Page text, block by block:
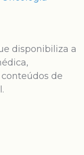
disponibiliza a
de